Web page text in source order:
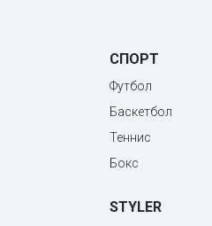
СПОРТ
Футбол
Баскетбол
Теннис
Бокс
STYLER